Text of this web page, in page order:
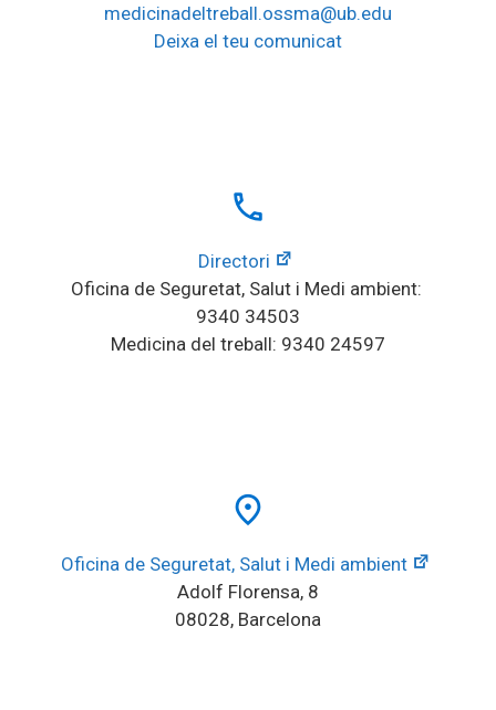
medicinadeltreball.ossma@ub.edu
Deixa el teu comunicat
local_phone
Directori
Oficina de Seguretat, Salut i Medi ambient:
9340 34503
Medicina del treball: 9340 24597
place
Oficina de Seguretat, Salut i Medi ambient
Adolf Florensa, 8
08028, Barcelona